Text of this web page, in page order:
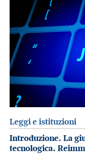
Leggi e istituzioni
Introduzione. La
tecnologica.